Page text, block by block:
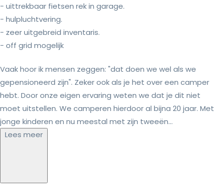
- uittrekbaar fietsen rek in garage.
- hulpluchtvering.
- zeer uitgebreid inventaris.
- off grid mogelijk
Vaak hoor ik mensen zeggen: "dat doen we wel als we
gepensioneerd zijn". Zeker ook als je het over een camper
hebt. Door onze eigen ervaring weten we dat je dit niet
moet uitstellen. We camperen hierdoor al bijna 20 jaar. Met
jonge kinderen en nu meestal met zijn tweeën...
Lees meer